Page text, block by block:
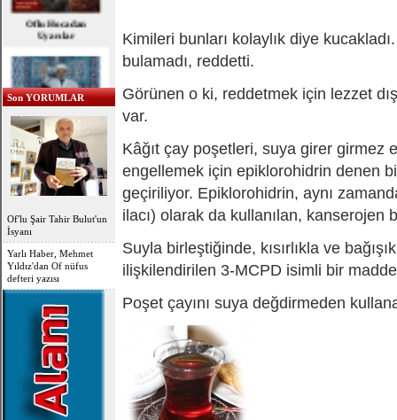
Oflu Hocadan
Uyarılar
TOPLUMSAL UYARI
Son YORUMLAR
Of'lu Şair Tahir Bulut'un
İsyanı
Yarlı Haber, Mehmet
Yıldız'dan Of nüfus
defteri yazısı
Kimileri bunları kolaylık diye
bulamadı, reddetti.
Görünen o ki, reddetmek için lezzet
var.
Kâğıt çay poşetleri, suya girer girmez
engellemek için epiklorohidrin denen
geçiriliyor. Epiklorohidrin, aynı
ilacı) olarak da kullanılan, kanserojen
Suyla birleştiğinde, kısırlıkla ve
ilişkilendirilen 3-MCPD isimli bir
Poşet çayını suya değdirmeden